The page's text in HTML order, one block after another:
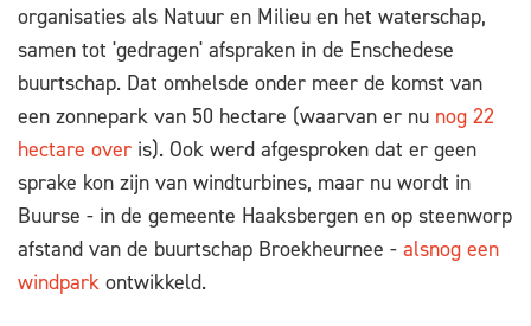
organisaties als Natuur en Milieu en het waterschap,
samen tot 'gedragen' afspraken in de Enschedese
buurtschap. Dat omhelsde onder meer de komst van
een zonnepark van 50 hectare (waarvan er nu nog 22
hectare over is). Ook werd afgesproken dat er geen
sprake kon zijn van windturbines, maar nu wordt in
Buurse - in de gemeente Haaksbergen en op steenworp
afstand van de buurtschap Broekheurnee - alsnog een
windpark ontwikkeld.